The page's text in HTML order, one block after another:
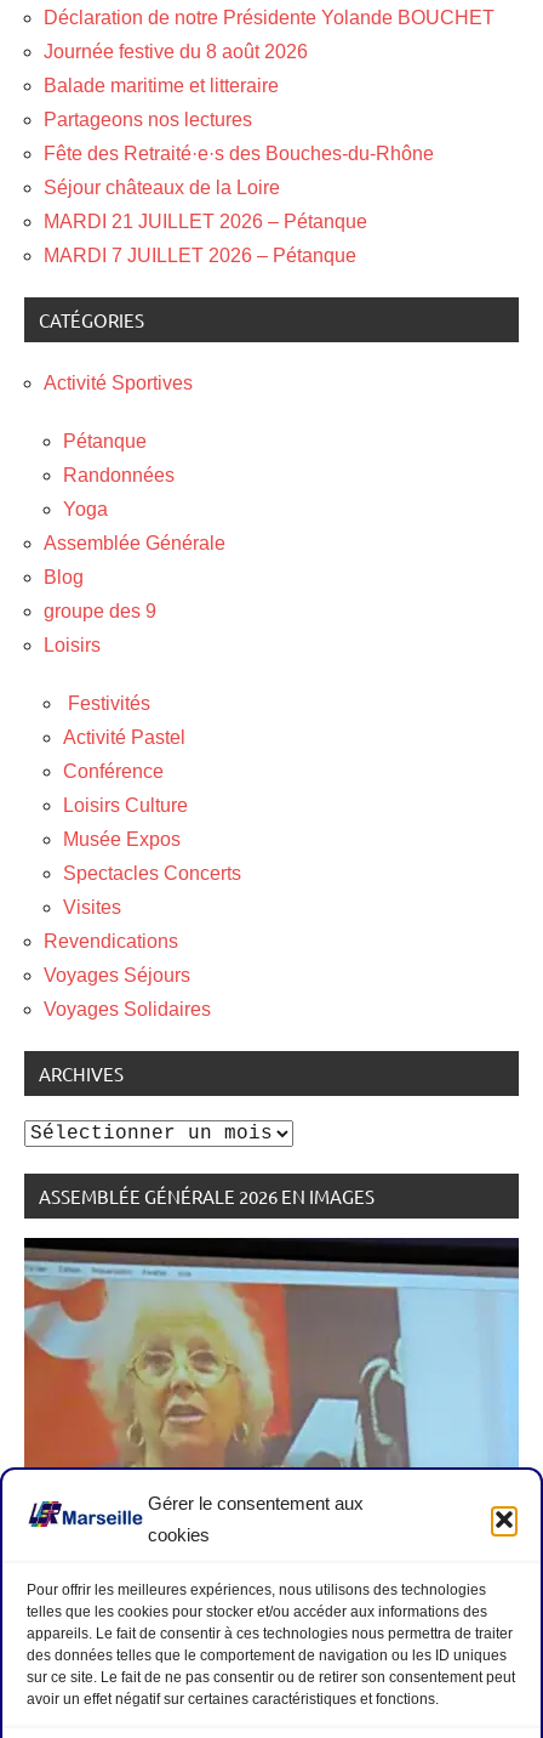
Gérer le consentement aux
cookies
Pour offrir les meilleures expériences, nous utilisons des technologies
telles que les cookies pour stocker et/ou accéder aux informations des
appareils. Le fait de consentir à ces technologies nous permettra de traiter
des données telles que le comportement de navigation ou les ID uniques
sur ce site. Le fait de ne pas consentir ou de retirer son consentement peut
avoir un effet négatif sur certaines caractéristiques et fonctions.
Déclaration de notre Présidente Yolande BOUCHET
Journée festive du 8 août 2026
Balade maritime et litteraire
Partageons nos lectures
Fête des Retraité·e·s des Bouches-du-Rhône
Séjour châteaux de la Loire
MARDI 21 JUILLET 2026 – Pétanque
MARDI 7 JUILLET 2026 – Pétanque
CATÉGORIES
Activité Sportives
Pétanque
Randonnées
Yoga
Assemblée Générale
Blog
groupe des 9
Loisirs
Festivités
Activité Pastel
Conférence
Loisirs Culture
Musée Expos
Spectacles Concerts
Visites
Revendications
Voyages Séjours
Voyages Solidaires
ARCHIVES
Archives
ASSEMBLÉE GÉNÉRALE 2026 EN IMAGES